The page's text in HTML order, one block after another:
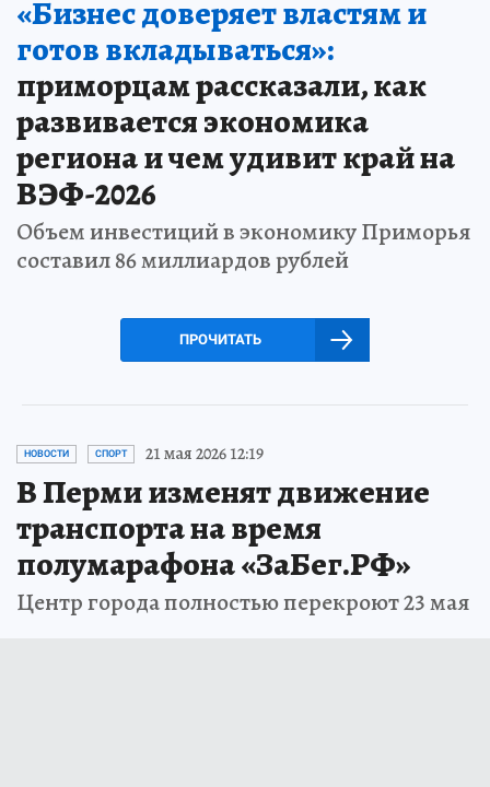
«Бизнес доверяет властям и
готов вкладываться»:
приморцам рассказали, как
развивается экономика
региона и чем удивит край на
ВЭФ-2026
Объем инвестиций в экономику Приморья
составил 86 миллиардов рублей
ПРОЧИТАТЬ
НОВОСТИ СПОРТ 21 мая 2026 12:19
В Перми изменят движение
транспорта на время
полумарафона «ЗаБег.РФ»
Центр города полностью перекроют 23 мая